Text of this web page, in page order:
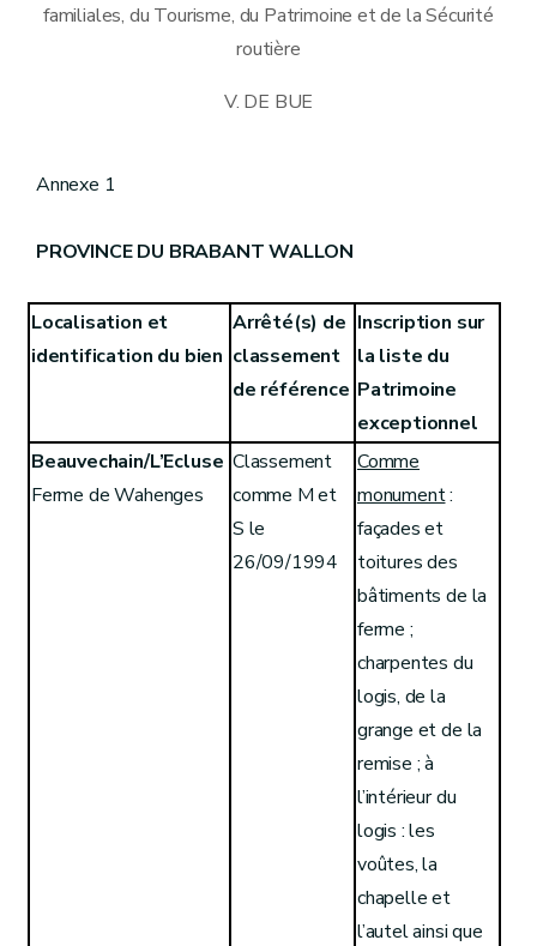
familiales, du Tourisme, du Patrimoine et de la Sécurité
routière
V. DE BUE
Annexe 1
PROVINCE DU BRABANT WALLON
Localisation et
identification du bien
Arrêté(s) de
classement
de référence
Inscription sur
la liste du
Patrimoine
exceptionnel
Beauvechain/L’Ecluse
Ferme de Wahenges
Classement
comme M et
S le
26/09/1994
Comme
monument:
façades et
toitures des
bâtiments de la
ferme ;
charpentes du
logis, de la
grange et de la
remise ; à
l’intérieur du
logis : les
voûtes, la
chapelle et
l’autel ainsi que